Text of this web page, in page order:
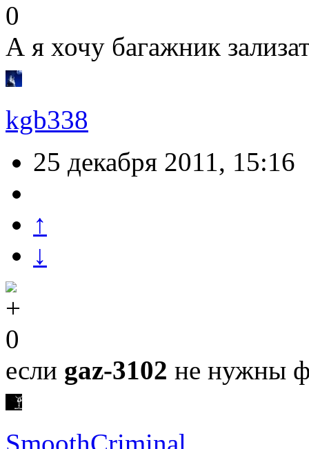
0
А я хочу багажник
kgb338
25 декабря 2011, 15:16
↑
↓
0
если gaz-3102 не нужны